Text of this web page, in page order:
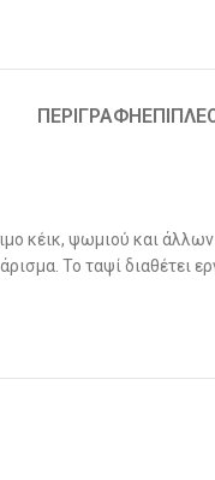
ΠΕΡΙΓΡΑΦΉ
κέικ, ψωμιού και
Το ταψί